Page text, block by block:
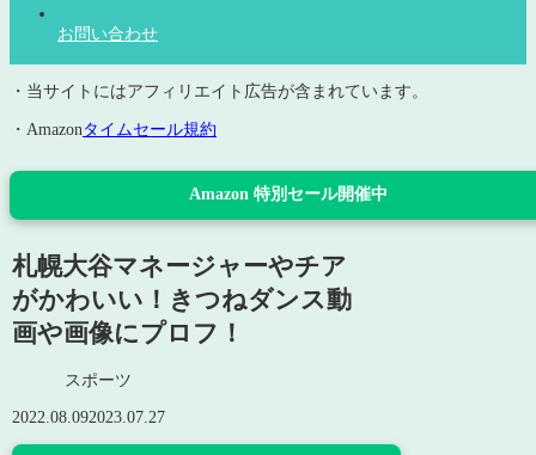
お問い合わせ
・当サイトにはアフィリエイト広告が含まれています。
・Amazonタイムセール規約
Amazon 特別セール開催中
札幌大谷マネージャーやチア
がかわいい！きつねダンス動
画や画像にプロフ！
スポーツ
2022.08.092023.07.27